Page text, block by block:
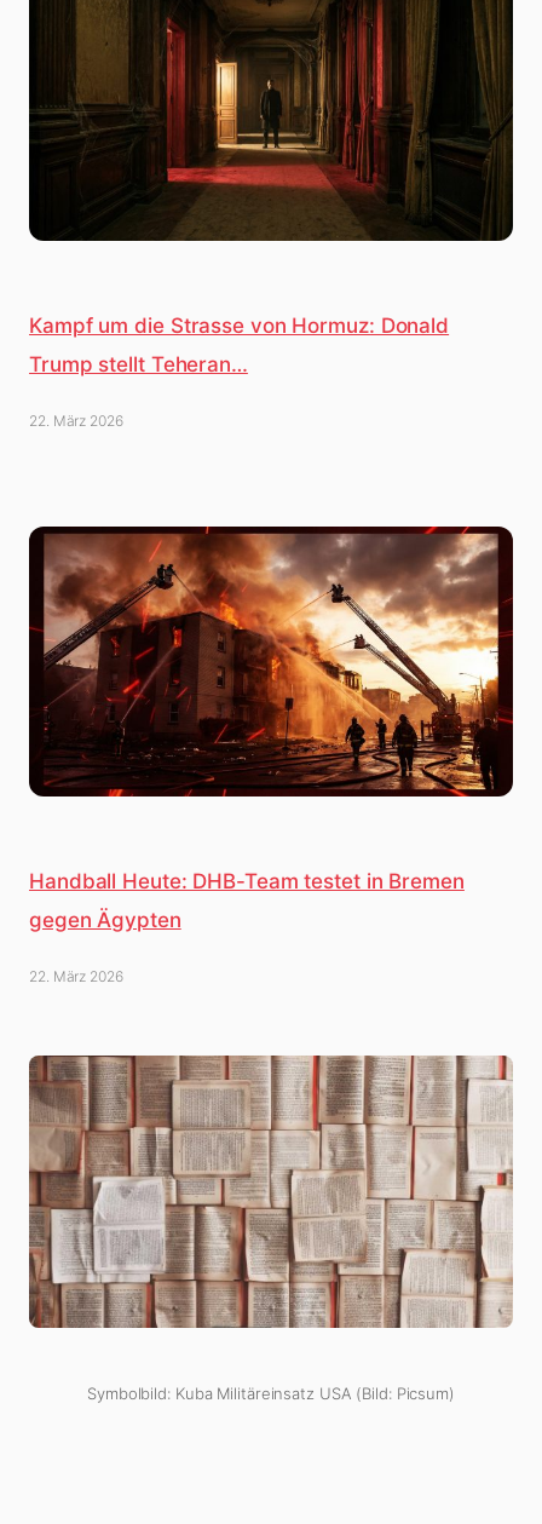
Kampf um die Strasse von Hormuz: Donald
Trump stellt Teheran…
22. März 2026
Handball Heute: DHB-Team testet in Bremen
gegen Ägypten
22. März 2026
Symbolbild: Kuba Militäreinsatz USA (Bild: Picsum)